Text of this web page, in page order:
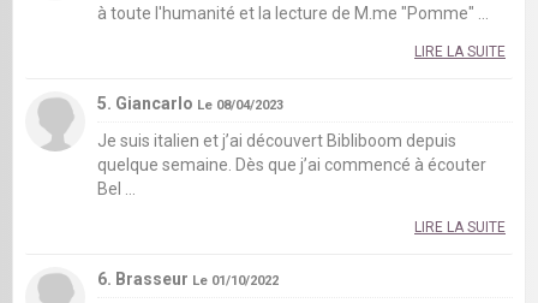
à toute l'humanité et la lecture de M.me "Pomme" ...
LIRE LA SUITE
5. Giancarlo Le 08/04/2023
Je suis italien et j’ai découvert Bibliboom depuis
quelque semaine. Dès que j’ai commencé à écouter
Bel ...
LIRE LA SUITE
6. Brasseur Le 01/10/2022